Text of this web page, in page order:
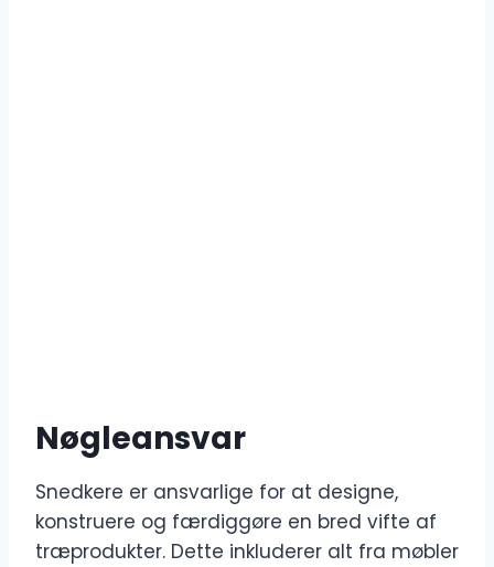
Nøgleansvar
Snedkere er ansvarlige for at designe,
konstruere og færdiggøre en bred vifte af
træprodukter. Dette inkluderer alt fra møbler